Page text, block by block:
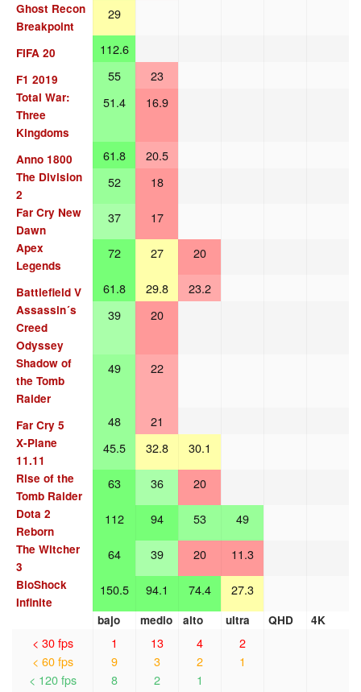
Ghost Recon
Breakpoint
29
FIFA 20 112.6
F1 2019 55 23
Total War:
Three
Kingdoms
51.4 16.9
Anno 1800 61.8 20.5
The Division
2
52 18
Far Cry New
Dawn
37 17
Apex
Legends
72 27 20
Battlefield V 61.8 29.8 23.2
Assassin´s
Creed
Odyssey
39 20
Shadow of
the Tomb
Raider
49 22
Far Cry 5 48 21
X-Plane
11.11
45.5 32.8 30.1
Rise of the
Tomb Raider
63 36 20
Dota 2
Reborn
112 94 53 49
The Witcher
3
64 39 20 11.3
BioShock
Infinite
150.5 94.1 74.4 27.3
bajo medio alto ultra QHD 4K
< 30 fps
< 60 fps
< 120 fps
1
9
8
13
3
2
4
2
1
2
1